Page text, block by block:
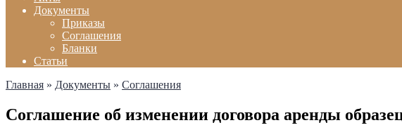
Документы
Приказы
Соглашения
Бланки
Статьи
Главная » Документы » Соглашения
Соглашение об изменении договора аренды